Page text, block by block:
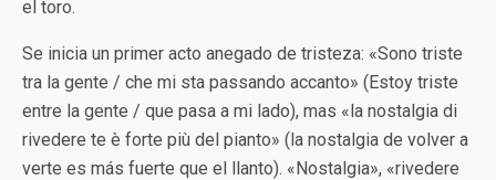
el toro.
Se inicia un primer acto anegado de tristeza: «Sono triste
tra la gente / che mi sta passando accanto» (Estoy triste
entre la gente / que pasa a mi lado), mas «la nostalgia di
rivedere te è forte più del pianto» (la nostalgia de volver a
verte es más fuerte que el llanto). «Nostalgia», «rivedere